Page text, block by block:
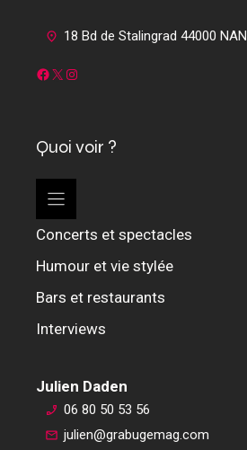
18 Bd de Stalingrad 44000
Facebook
X Instagram
Quoi voir ?
Concerts et spectacles
Humour et vie stylée
Bars et restaurants
Interviews
Julien Daden
06 80 50 53 56
julien@grabugemag.com